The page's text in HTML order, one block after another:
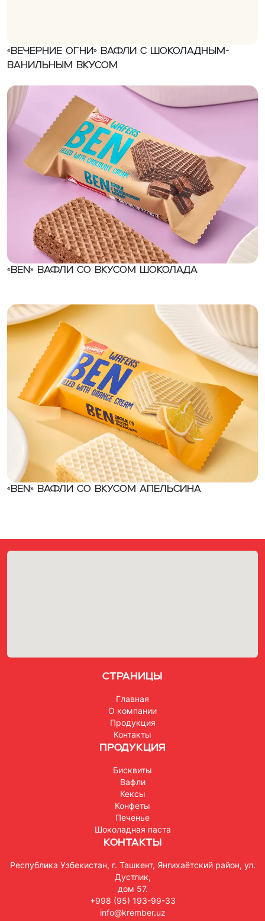
«Вечерние огни» Вафли с шоколадным-
ванильным вкусом
«Ben» Вафли со вкусом шоколада
«Ben» Вафли со вкусом апельсина
Страницы
Главная
О компании
Продукция
Контакты
Продукция
Бисквиты
Вафли
Кексы
Конфеты
Печенье
Шоколадная паста
Контакты
Республика Узбекистан, г. Ташкент, Янгихаётский район, ул.
Дустлик,
дом 57.
+998 (95) 193-99-33
info@krember.uz